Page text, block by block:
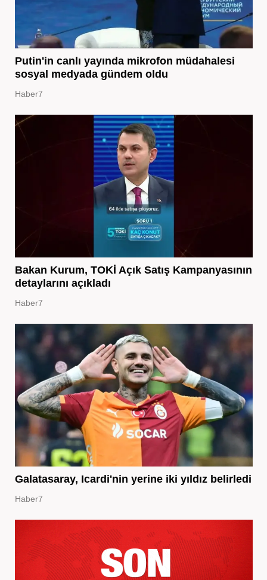
Putin'in canlı yayında mikrofon müdahalesi
sosyal medyada gündem oldu
Haber7
Bakan Kurum, TOKİ Açık Satış Kampanyasının
detaylarını açıkladı
Haber7
Galatasaray, Icardi'nin yerine iki yıldız belirledi
Haber7